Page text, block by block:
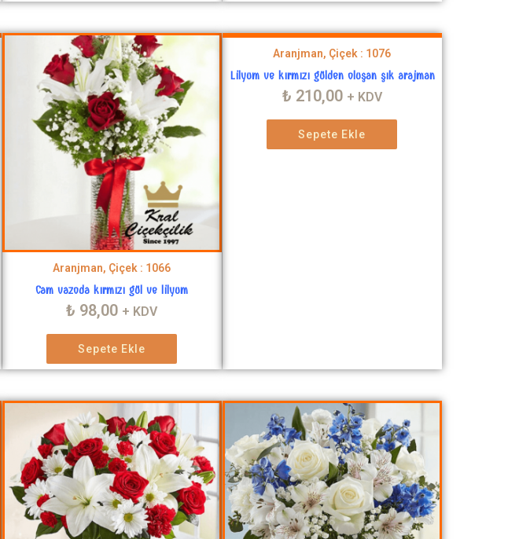
Aranjman, Çiçek : 1066
Cam vazoda kırmızı gül ve lilyum
₺ 98,00 + KDV
Sepete Ekle
Aranjman, Çiçek : 1076
Lilyum ve kırmızı gülden oluşan şık arajman
₺ 210,00 + KDV
Sepete Ekle